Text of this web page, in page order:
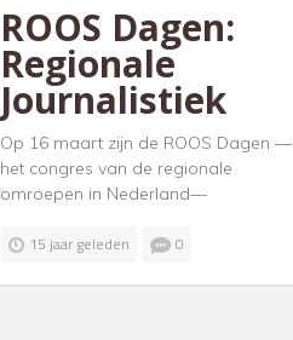
ROOS Dagen:
Regionale
Journalistiek
Op 16 maart zijn de ROOS Dagen —
het congres van de regionale
omroepen in Nederland—
15 jaar geleden 0